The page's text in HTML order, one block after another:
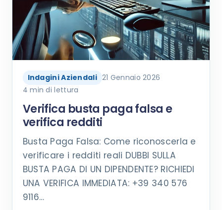
Indagini Aziendali 21 Gennaio 2026
4 min di lettura
Verifica busta paga falsa e
verifica redditi
Busta Paga Falsa: Come riconoscerla e
verificare i redditi reali DUBBI SULLA
BUSTA PAGA DI UN DIPENDENTE? RICHIEDI
UNA VERIFICA IMMEDIATA: +39 340 576
9116…